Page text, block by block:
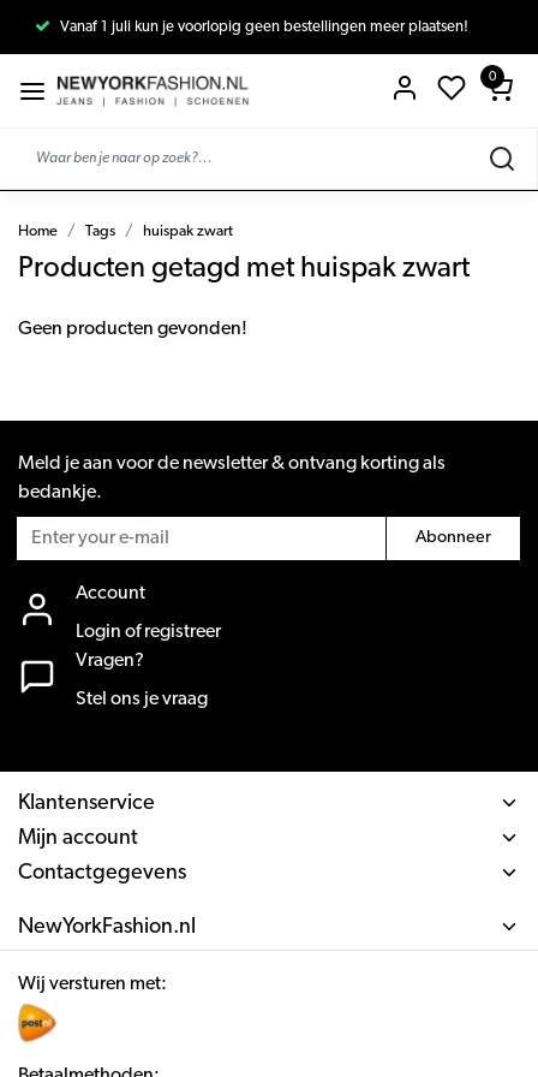
Vanaf 1 juli kun je voorlopig geen bestellingen meer plaatsen!
0
Home Tags huispak zwart
Producten getagd met huispak zwart
Geen producten gevonden!
Meld je aan voor de newsletter & ontvang korting als
bedankje.
Abonneer
Account
Login of registreer
Vragen?
Stel ons je vraag
Klantenservice
Mijn account
Contactgegevens
NewYorkFashion.nl
Wij versturen met: